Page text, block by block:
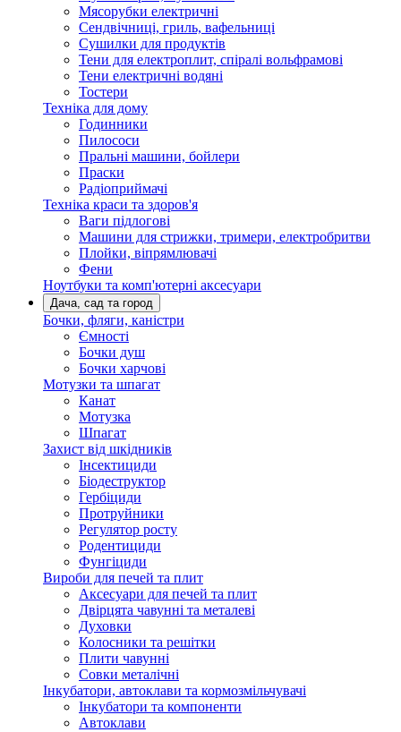
Мясорубки електричні
Сендвічниці, гриль, вафельниці
Сушилки для продуктів
Тени для електроплит, спіралі вольфрамові
Тени електричні водяні
Тостери
Техніка для дому
Годинники
Пилососи
Пральні машини, бойлери
Праски
Радіоприймачі
Техніка краси та здоров'я
Ваги підлогові
Машини для стрижки, тримери, електробритви
Плойки, віпрямлювачі
Фени
Ноутбуки та комп'ютерні аксесуари
Дача, сад та город
Бочки, фляги, каністри
Ємності
Бочки душ
Бочки харчові
Мотузки та шпагат
Канат
Мотузка
Шпагат
Захист від шкідників
Інсектициди
Біодеструктор
Гербіциди
Протруйники
Регулятор росту
Родентициди
Фунгіциди
Вироби для печей та плит
Аксесуари для печей та плит
Двірцята чавунні та металеві
Духовки
Колосники та решітки
Плити чавунні
Совки металічні
Інкубатори, автоклави та кормозмільчувачі
Інкубатори та компоненти
Автоклави